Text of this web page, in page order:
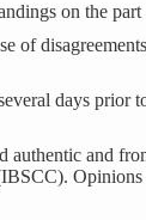
on the
of
days prior
authentic and